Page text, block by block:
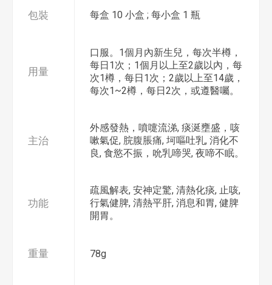
包裝 每盒 10 小盒 ; 每小盒 1 瓶
用量
口服。1個月內新生兒，每次半樽，
每日1次；1個月以上至2歲以內，每
次1樽，每日1次；2歲以上至14歲，
每次1~2樽，每日2次，或遵醫囑。
主治
外感發熱，噴嚏流涕, 痰涎壅盛，咳
嗽氣促, 脘腹脹痛, 坷嘔吐乳, 消化不
良, 食慾不振，吮乳啼哭, 夜啼不眠。
功能
疏風解表, 安神定驚, 清熱化痰, 止咳,
行氣健脾, 清熱平肝, 消息和胃, 健脾
開胃。
重量 78g